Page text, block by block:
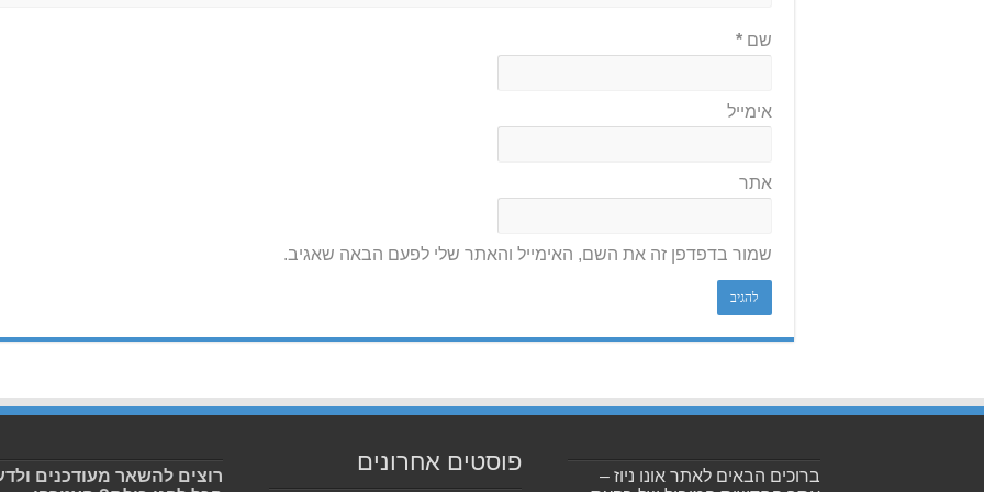
שם*
אימייל
אתר
שמור בדפדפן זה את השם, האימייל והאתר שלי לפעם הבאה שאגיב.
ברוכים הבאים לאתר אונו ניוז –
פוסטים אחרונים
רוצים להשאר מעודכנים